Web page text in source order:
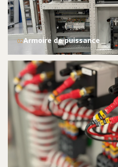
02Armoire de puissance